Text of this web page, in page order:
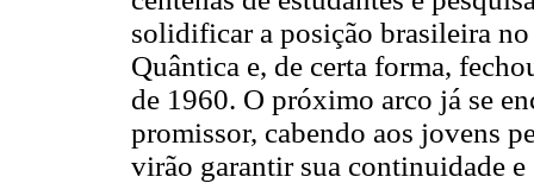
solidificar a posição brasileira
Quântica e, de certa forma,
de 1960. O próximo arco já se
promissor, cabendo aos jovens
virão garantir sua continuidade